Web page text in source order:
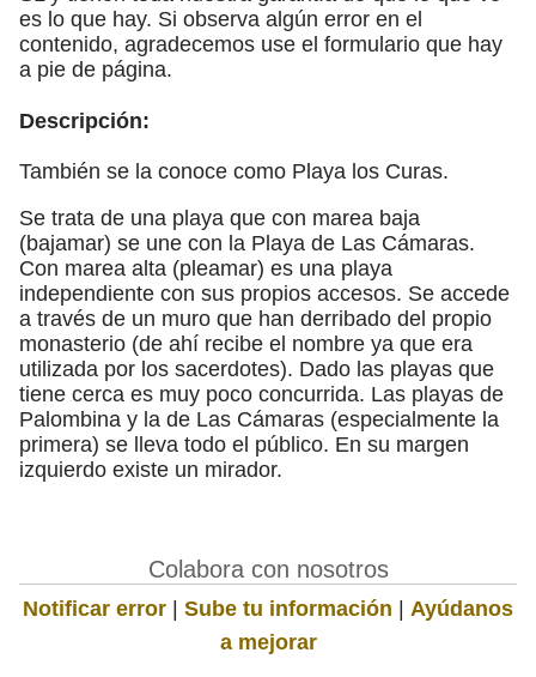
es lo que hay. Si observa algún error en el
contenido, agradecemos use el formulario que hay
a pie de página.
Descripción:
También se la conoce como Playa los Curas.
Se trata de una playa que con marea baja
(bajamar) se une con la Playa de Las Cámaras.
Con marea alta (pleamar) es una playa
independiente con sus propios accesos. Se accede
a través de un muro que han derribado del propio
monasterio (de ahí recibe el nombre ya que era
utilizada por los sacerdotes). Dado las playas que
tiene cerca es muy poco concurrida. Las playas de
Palombina y la de Las Cámaras (especialmente la
primera) se lleva todo el público. En su margen
izquierdo existe un mirador.
Colabora con nosotros
Notificar error | Sube tu información | Ayúdanos
a mejorar